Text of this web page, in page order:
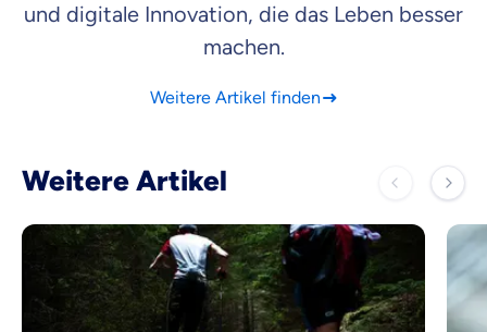
und digitale Innovation, die das Leben besser
machen.
Weitere Artikel finden
Weitere Artikel